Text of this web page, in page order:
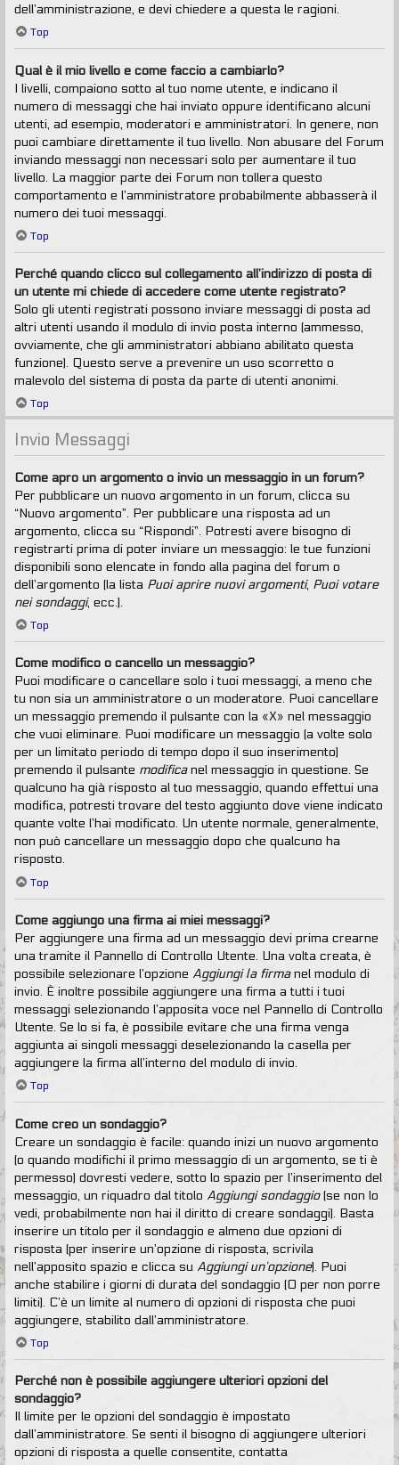
dell’amministrazione, e devi chiedere a questa le ragioni.
Top
Qual è il mio livello e come faccio a cambiarlo?
I livelli, compaiono sotto al tuo nome utente, e indicano il
numero di messaggi che hai inviato oppure identificano alcuni
utenti, ad esempio, moderatori e amministratori. In genere, non
puoi cambiare direttamente il tuo livello. Non abusare del Forum
inviando messaggi non necessari solo per aumentare il tuo
livello. La maggior parte dei Forum non tollera questo
comportamento e l’amministratore probabilmente abbasserà il
numero dei tuoi messaggi.
Top
Perché quando clicco sul collegamento all’indirizzo di posta di
un utente mi chiede di accedere come utente registrato?
Solo gli utenti registrati possono inviare messaggi di posta ad
altri utenti usando il modulo di invio posta interno (ammesso,
ovviamente, che gli amministratori abbiano abilitato questa
funzione). Questo serve a prevenire un uso scorretto o
malevolo del sistema di posta da parte di utenti anonimi.
Top
Invio Messaggi
Come apro un argomento o invio un messaggio in un forum?
Per pubblicare un nuovo argomento in un forum, clicca su
“Nuovo argomento”. Per pubblicare una risposta ad un
argomento, clicca su “Rispondi”. Potresti avere bisogno di
registrarti prima di poter inviare un messaggio: le tue funzioni
disponibili sono elencate in fondo alla pagina del forum o
dell’argomento (la lista Puoi aprire nuovi argomenti, Puoi votare
nei sondaggi, ecc.).
Top
Come modifico o cancello un messaggio?
Puoi modificare o cancellare solo i tuoi messaggi, a meno che
tu non sia un amministratore o un moderatore. Puoi cancellare
un messaggio premendo il pulsante con la «X» nel messaggio
che vuoi eliminare. Puoi modificare un messaggio (a volte solo
per un limitato periodo di tempo dopo il suo inserimento)
premendo il pulsante modificanel messaggio in questione. Se
qualcuno ha già risposto al tuo messaggio, quando effettui una
modifica, potresti trovare del testo aggiunto dove viene indicato
quante volte l’hai modificato. Un utente normale, generalmente,
non può cancellare un messaggio dopo che qualcuno ha
risposto.
Top
Come aggiungo una firma ai miei messaggi?
Per aggiungere una firma ad un messaggio devi prima crearne
una tramite il Pannello di Controllo Utente. Una volta creata, è
possibile selezionare l’opzione Aggiungi la firmanel modulo di
invio. È inoltre possibile aggiungere una firma a tutti i tuoi
messaggi selezionando l’apposita voce nel Pannello di Controllo
Utente. Se lo si fa, è possibile evitare che una firma venga
aggiunta ai singoli messaggi deselezionando la casella per
aggiungere la firma all’interno del modulo di invio.
Top
Come creo un sondaggio?
Creare un sondaggio è facile: quando inizi un nuovo argomento
(o quando modifichi il primo messaggio di un argomento, se ti è
permesso) dovresti vedere, sotto lo spazio per l’inserimento del
messaggio, un riquadro dal titolo Aggiungi sondaggio(se non lo
vedi, probabilmente non hai il diritto di creare sondaggi). Basta
inserire un titolo per il sondaggio e almeno due opzioni di
risposta (per inserire un’opzione di risposta, scrivila
nell’apposito spazio e clicca su Aggiungi un’opzione). Puoi
anche stabilire i giorni di durata del sondaggio (0 per non porre
limiti). C’è un limite al numero di opzioni di risposta che puoi
aggiungere, stabilito dall’amministratore.
Top
Perché non è possibile aggiungere ulteriori opzioni del
sondaggio?
Il limite per le opzioni del sondaggio è impostato
dall’amministratore. Se senti il bisogno di aggiungere ulteriori
opzioni di risposta a quelle consentite, contatta